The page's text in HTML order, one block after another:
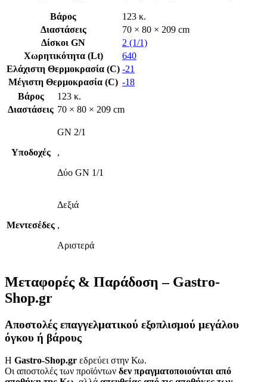
Βάρος
123 κ.
Διαστάσεις
70 × 80 × 209 cm
Δίσκοι GN
2 (1/1)
Χωρητικότητα (Lt)
640
Ελάχιστη Θερμοκρασία (C) -21
Μέγιστη Θερμοκρασία (C) -18
Βάρος
123 κ.
Διαστάσεις 70 × 80 × 209 cm
Υποδοχές
GN 2/1
,
Δύο GN 1/1
Μεντεσέδες
Δεξιά
,
Αριστερά
Μεταφορές & Παράδοση – Gastro-
Shop.gr
Αποστολές επαγγελματικού εξοπλισμού μεγάλου
όγκου ή βάρους
Η Gastro-Shop.gr εδρεύει στην Κω.
Οι αποστολές των προϊόντων δεν πραγματοποιούνται από